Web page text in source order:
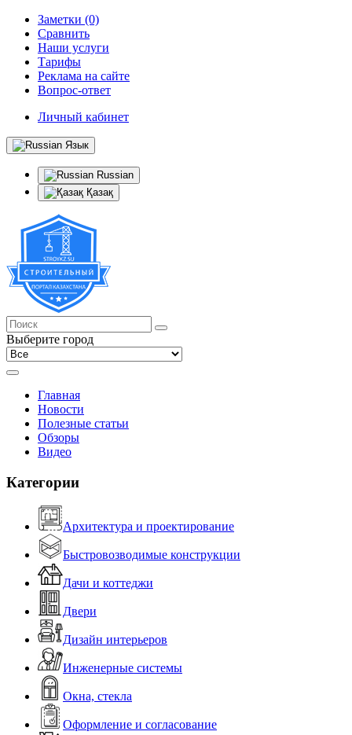
Заметки (0)
Сравнить
Наши услуги
Тарифы
Реклама на сайте
Вопрос-ответ
Личный кабинет
Язык
Russian
Қазақ
Выберите город
Главная
Новости
Полезные статьи
Обзоры
Видео
Категории
Архитектура и проектирование
Быстровозводимые конструкции
Дачи и коттеджи
Двери
Дизайн интерьеров
Инженерные системы
Окна, стекла
Оформление и согласование